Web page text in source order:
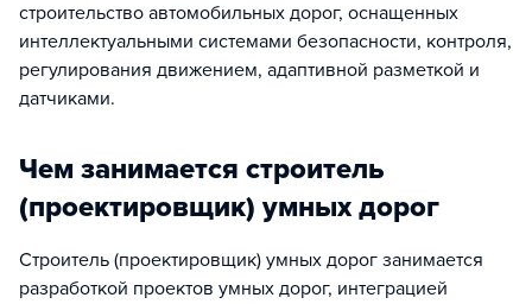
строительство автомобильных дорог, оснащенных
интеллектуальными системами безопасности, контроля,
регулирования движением, адаптивной разметкой и
датчиками.
Чем занимается строитель
(проектировщик) умных дорог
Строитель (проектировщик) умных дорог занимается
разработкой проектов умных дорог, интеграцией